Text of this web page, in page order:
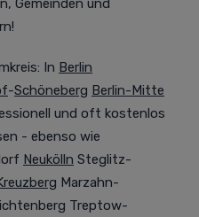
Gemeinden und
: In Berlin
-Schöneberg Berlin-Mitte
und oft kostenlos
- ebenso wie
Neukölln Steglitz-
Marzahn-
Treptow-